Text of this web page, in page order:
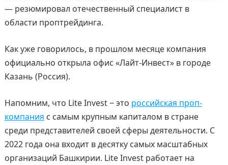
— резюмировал отечественный специалист в
области проптрейдинга.
Как уже говорилось, в прошлом месяце компания
официально открыла офис «Лайт-Инвест» в городе
Казань (Россия).
Напомним, что Lite Invest ‒ это российская проп-
компания с самым крупным капиталом в стране
среди представителей своей сферы деятельности. С
2022 года она входит в десятку самых масштабных
организаций Башкирии. Lite Invest работает на